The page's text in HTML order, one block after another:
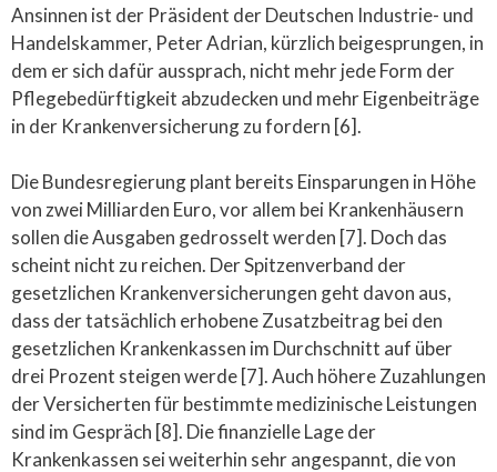
Ansinnen ist der Präsident der Deutschen Industrie- und
Handelskammer, Peter Adrian, kürzlich beigesprungen, in
dem er sich dafür aussprach, nicht mehr jede Form der
Pflegebedürftigkeit abzudecken und mehr Eigenbeiträge
in der Krankenversicherung zu fordern [6].
Die Bundesregierung plant bereits Einsparungen in Höhe
von zwei Milliarden Euro, vor allem bei Krankenhäusern
sollen die Ausgaben gedrosselt werden [7]. Doch das
scheint nicht zu reichen. Der Spitzenverband der
gesetzlichen Krankenversicherungen geht davon aus,
dass der tatsächlich erhobene Zusatzbeitrag bei den
gesetzlichen Krankenkassen im Durchschnitt auf über
drei Prozent steigen werde [7]. Auch höhere Zuzahlungen
der Versicherten für bestimmte medizinische Leistungen
sind im Gespräch [8]. Die finanzielle Lage der
Krankenkassen sei weiterhin sehr angespannt, die von